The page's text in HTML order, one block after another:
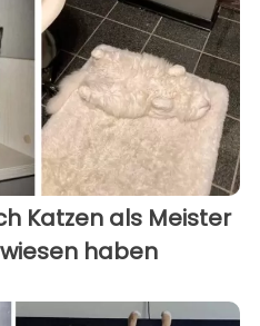
Katzen als Meister
haben